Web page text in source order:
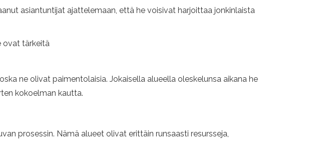
asiantuntijat ajattelemaan, että he voisivat harjoittaa jonkinlaista
ovat tärkeitä
ne olivat paimentolaisia. Jokaisella alueella oleskelunsa aikana he
kokoelman kautta.
prosessin. Nämä alueet olivat erittäin runsaasti resursseja,